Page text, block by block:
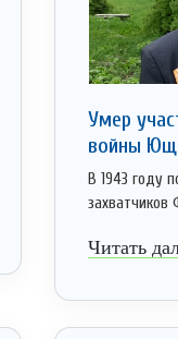
Умер
войны
В 1943 году
захватчиков
Читать